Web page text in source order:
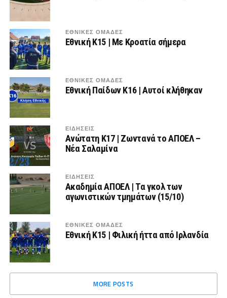
ΕΘΝΙΚΕΣ ΟΜΑΔΕΣ
Εθνική Κ15 | Με Κροατία σήμερα
ΕΘΝΙΚΕΣ ΟΜΑΔΕΣ
Εθνική Παίδων Κ16 | Αυτοί κλήθηκαν
ΕΙΔΗΣΕΙΣ
Ανώτατη Κ17 | Ζωντανά το ΑΠΟΕΛ –
Νέα Σαλαμίνα
ΕΙΔΗΣΕΙΣ
Ακαδημία ΑΠΟΕΛ | Τα γκολ των
αγωνιστικών τμημάτων (15/10)
ΕΘΝΙΚΕΣ ΟΜΑΔΕΣ
Εθνική Κ15 | Φιλική ήττα από Ιρλανδία
MORE POSTS